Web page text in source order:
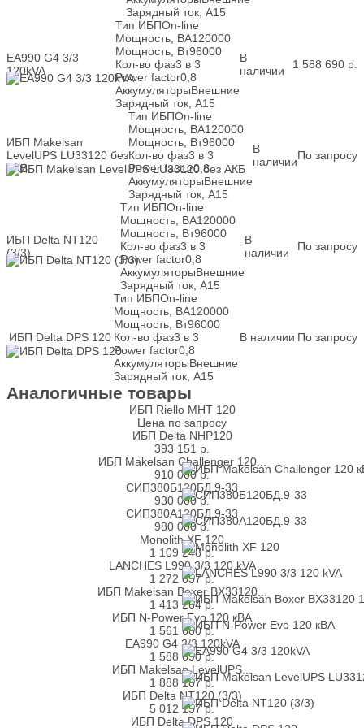
Зарядный ток, А15
EA990 G4 3/3
120kVA
Тип ИБПOn-line
Мощность, ВА120000
Мощность, Вт96000
Кол-во фаз3 в 3
Power factor0,8
АккумуляторыВнешние
Зарядный ток, А15
В
наличии
1 588 690 р.
ИБП Makelsan
LevelUPS LU33120 без
АКБ
Тип ИБПOn-line
Мощность, ВА120000
Мощность, Вт96000
Кол-во фаз3 в 3
Power factor0,8
АккумуляторыВнешние
Зарядный ток, А15
В
наличииПо запросу
ИБП Delta NT120
(3/3)
Тип ИБПOn-line
Мощность, ВА120000
Мощность, Вт96000
Кол-во фаз3 в 3
Power factor0,8
АккумуляторыВнешние
Зарядный ток, А15
В
наличии
По запросу
ИБП Delta DPS 120
Тип ИБПOn-line
Мощность, ВА120000
Мощность, Вт96000
Кол-во фаз3 в 3
Power factor0,8
АккумуляторыВнешние
Зарядный ток, А15
В наличии По запросу
Аналогичные товары
ИБП Riello MHT 120
Цена по запросу
ИБП Delta NHP120
393 151 р.
ИБП Makelsan Challenger 120...
910 000р.
СИП380Б120БД.9-33
930 000р.
СИП380А120БД.9-33
980 000р.
Monolith XF 120
1 109 248р.
LANCHES L990 3/3 120 kVA
1 272 857р.
ИБП Makelsan Boxer BX33120...
1 413 264р.
ИБП N-Power Evo 120 кВА
1 561 680р.
EA990 G4 3/3 120kVA
1 588 690р.
ИБП Makelsan LevelUPS...
1 888 187р.
ИБП Delta NT120 (3/3)
5 012 157р.
ИБП Delta DPS 120